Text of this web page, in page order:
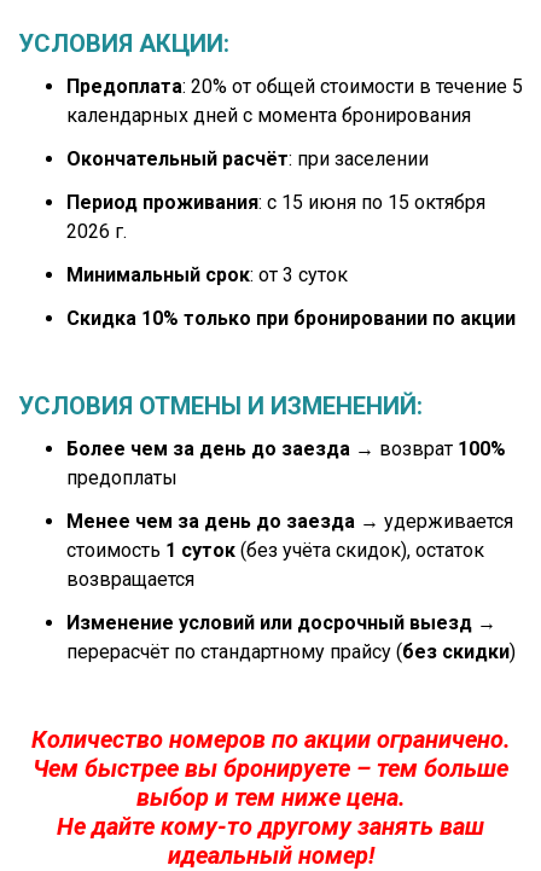
УСЛОВИЯ АКЦИИ:
Предоплата: 20% от общей стоимости в течение 5
календарных дней с момента бронирования
Окончательный расчёт: при заселении
Период проживания: с 15 июня по 15 октября
2026 г.
Минимальный срок: от 3 суток
Скидка 10% только при бронировании по акции
УСЛОВИЯ ОТМЕНЫ И ИЗМЕНЕНИЙ:
Более чем за день до заезда → возврат 100%
предоплаты
Менее чем за день до заезда → удерживается
стоимость 1 суток (без учёта скидок), остаток
возвращается
Изменение условий или досрочный выезд →
перерасчёт по стандартному прайсу (без скидки)
Количество номеров по акции ограничено.
Чем быстрее вы бронируете – тем больше
выбор и тем ниже цена.
Не дайте кому-то другому занять ваш
идеальный номер!